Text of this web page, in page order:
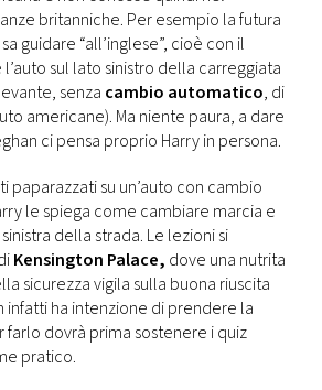
britanniche. Per esempio la futura
guidare “all’inglese”, cioè con il
l’auto sul lato sinistro della carreggiata
senza cambio automatico, di
americane). Ma niente paura, a dare
ci pensa proprio Harry in persona.
paparazzati su un’auto con cambio
le spiega come cambiare marcia e
della strada. Le lezioni si
Kensington Palace, dove una nutrita
sicurezza vigila sulla buona riuscita
infatti ha intenzione di prendere la
dovrà prima sostenere i quiz
pratico.